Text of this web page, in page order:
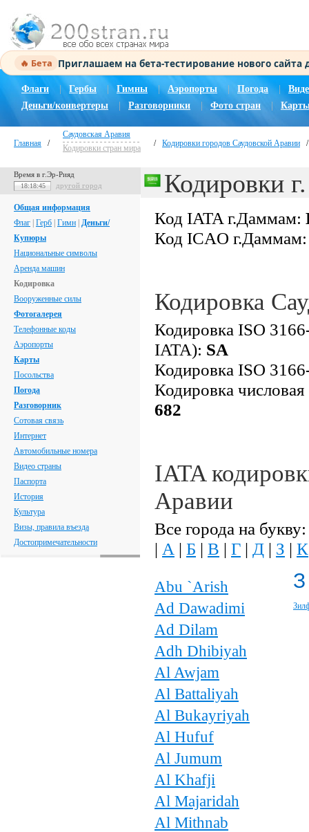
🔥 Бета Приглашаем на бета-тестирование нового
Флаги Гербы Гимны | Аэропорты Погода |
Деньги/конвертеры
Разговорники Фото стран
Главная /
Саудовская Аравия
Кодировки стран мира
/ Кодировки городов Саудовской Аравии
Время в г.Эр-Рияд
18:18:46 другой город
Общая информация
Флаг Герб Гимн Деньги/
Купюры
Национальные символы
Аренда машин
Кодировка
Вооруженные силы
Фотогалерея
Телефонные коды
Аэропорты
Карты
Посольства
Погода
Разговорник
Сотовая связь
Интернет
Автомобильные номера
Видео страны
Паспорта
История
Культура
Визы, правила въезда
Достопримечательности
Кодировки
Код IATA г.Даммам:
Код ICAO
Кодировка
Кодировка ISO
IATA): SA
Кодировка ISO
Кодировка
682
IATA
Аравии
Все города на букву:
| А | Б | В | Г | Д | З | К
Abu `Arish
Ad Dawadimi
Ad Dilam
Adh Dhibiyah
Al Awjam
Al Battaliyah
Al Bukayriyah
Al Hufuf
Al Jumum
Al Khafji
Al Majaridah
Al Mithnab
З